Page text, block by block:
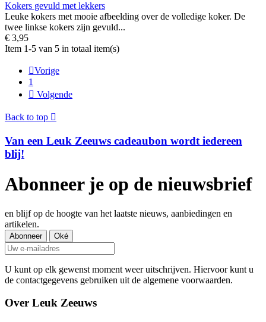
Kokers gevuld met lekkers
Leuke kokers met mooie afbeelding over de volledige koker. De
twee linkse kokers zijn gevuld...
€ 3,95
Item 1-5 van 5 in totaal item(s)
Vorige
1
 Volgende
Back to top 
Van een Leuk Zeeuws cadeaubon wordt iedereen
blij!
Abonneer je op de nieuwsbrief
en blijf op de hoogte van het laatste nieuws, aanbiedingen en
artikelen.
U kunt op elk gewenst moment weer uitschrijven. Hiervoor kunt u
de contactgegevens gebruiken uit de algemene voorwaarden.
Over Leuk Zeeuws